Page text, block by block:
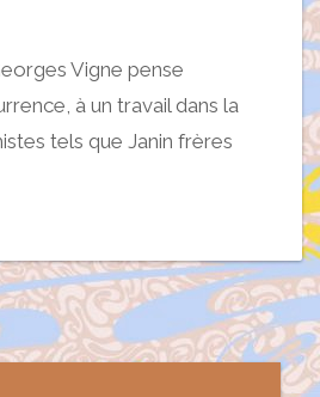
Vigne pense
à un travail dans la
tels que Janin frères